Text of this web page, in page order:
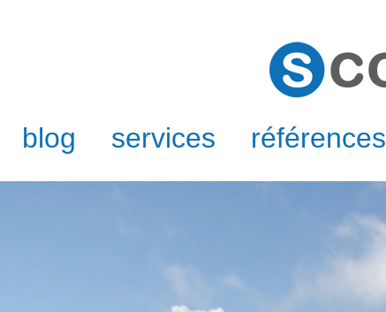
blog services références